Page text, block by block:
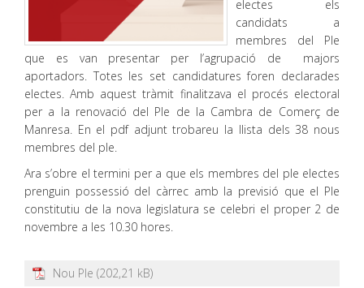
electes els
candidats a
membres del Ple
que es van presentar per l’agrupació de majors
aportadors. Totes les set candidatures foren declarades
electes. Amb aquest tràmit finalitzava el procés electoral
per a la renovació del Ple de la Cambra de Comerç de
Manresa. En el pdf adjunt trobareu la llista dels 38 nous
membres del ple.
Ara s’obre el termini per a que els membres del ple electes
prenguin possessió del càrrec amb la previsió que el Ple
constitutiu de la nova legislatura se celebri el proper 2 de
novembre a les 10.30 hores.
Nou Ple